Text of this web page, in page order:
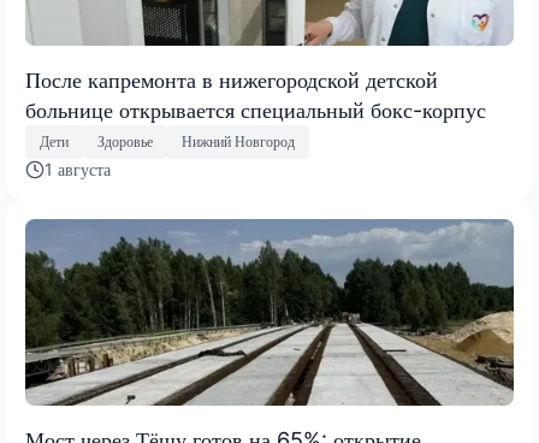
После капремонта в нижегородской детской
больнице открывается специальный бокс-корпус
Дети Здоровье Нижний Новгород
1 августа